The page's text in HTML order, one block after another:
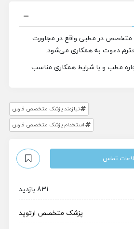
در مطبی واقع در مجاورت
محترم دعوت به همکاری می‌شود.
مطب و با شرایط همکاری مناسب
نیازمند پزشک متخصص فارس
استخدام پزشک متخصص فارس
تماس
831 بازدید
پزشک متخصص ارتوپد